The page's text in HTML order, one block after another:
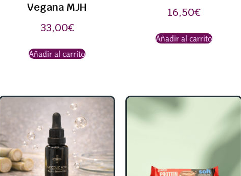
Vegana MJH
33,00€
Añadir al carrito
16,50€
Añadir al carrito